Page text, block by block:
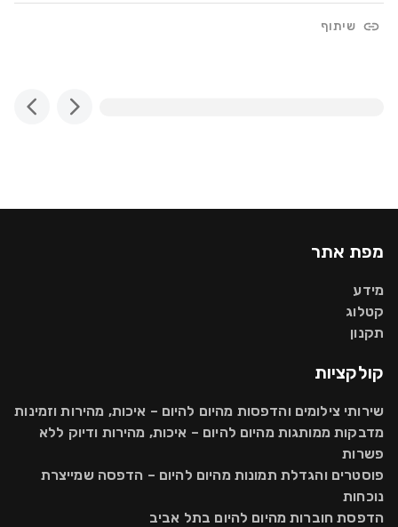
שיתוף
מפת אתר
מידע
קטלוג
תקנון
קולקציות
שירותי צילומים והדפסות מהיום להיום – איכות, מהירות וזמינות
מדבקות ממותגות מהיום להיום – איכות, מהירות ודיוק ללא
פשרות
פוסטרים והגדלת תמונות מהיום להיום – הדפסה שמייצרת
נוכחות
הדפסת חוברות מהיום להיום בתל אביב